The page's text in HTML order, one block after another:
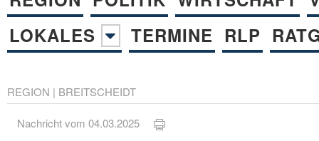
LOKALES
TERMINE RLP
REGION | BREITSCHEIDT
Nachricht vom 04.03.2025